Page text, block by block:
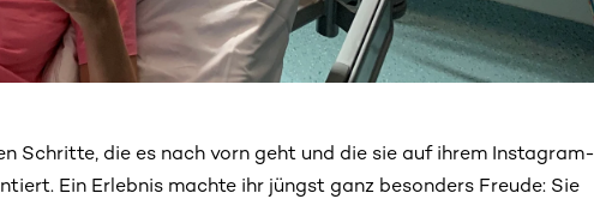
Schritte, die es nach vorn geht und die sie auf ihrem Instagram-
Ein Erlebnis machte ihr jüngst ganz besonders Freude: Sie